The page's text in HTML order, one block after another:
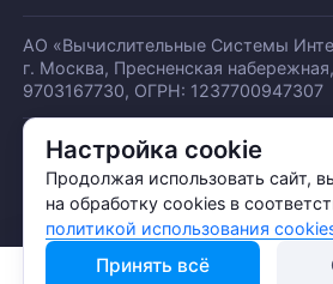
Настройка cookie
Продолжая использовать сайт,
на обработку cookies в
политикой использования
Принять всё
АО «Вычислительные Системы
г. Москва, Пресненская набережная,
9703167730, ОГРН: 1237700947307
© АО «ИНТЕЛИОН ДАТА» 2026
Политика обработки ПДн
Политика конфиденциальности
Политика использования куки